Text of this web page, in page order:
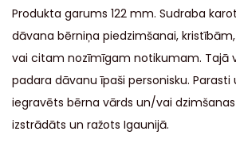
Produkta garums 122 mm. Sudraba
dāvana bērniņa piedzimšanai,
vai citam nozīmīgam notikumam. Tajā
padara dāvanu īpaši personisku.
iegravēts bērna vārds un/vai
izstrādāts un ražots Igaunijā.